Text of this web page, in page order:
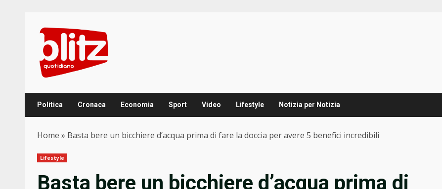
content
Politica Cronaca Economia Sport Video Lifestyle Notizia per Notizia
Home » Basta bere un bicchiere d’acqua prima di fare la doccia per avere 5 benefici incredibili
Lifestyle
Basta bere un bicchiere d’acqua prima di